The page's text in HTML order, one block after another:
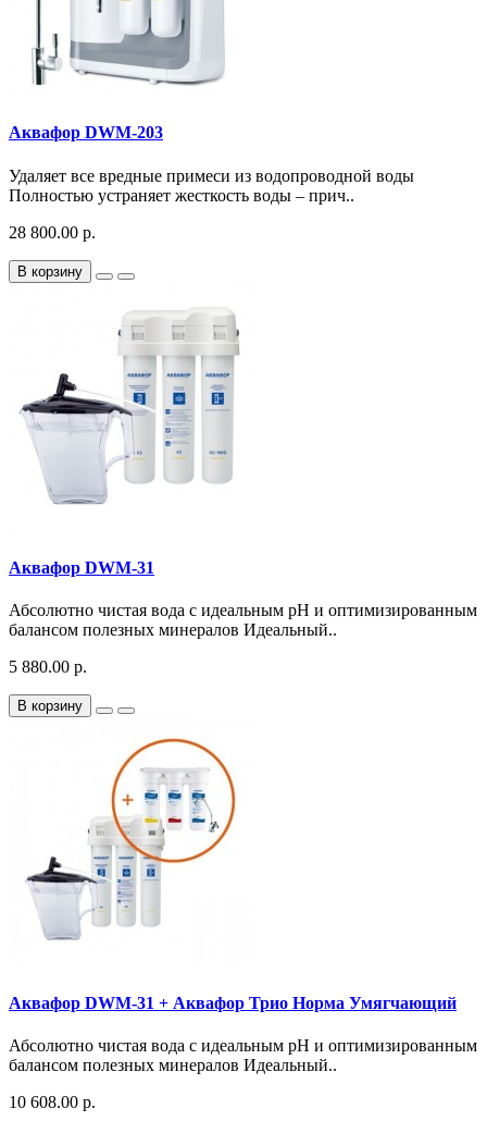
Аквафор DWM-203
Удаляет все вредные примеси из водопроводной воды
Полностью устраняет жесткость воды – прич..
28 800.00 р.
В корзину
Аквафор DWM-31
Абсолютно чистая вода с идеальным pH и оптимизированным
балансом полезных минералов Идеальный..
5 880.00 р.
В корзину
Аквафор DWM-31 + Аквафор Трио Норма Умягчающий
Абсолютно чистая вода с идеальным pH и оптимизированным
балансом полезных минералов Идеальный..
10 608.00 р.